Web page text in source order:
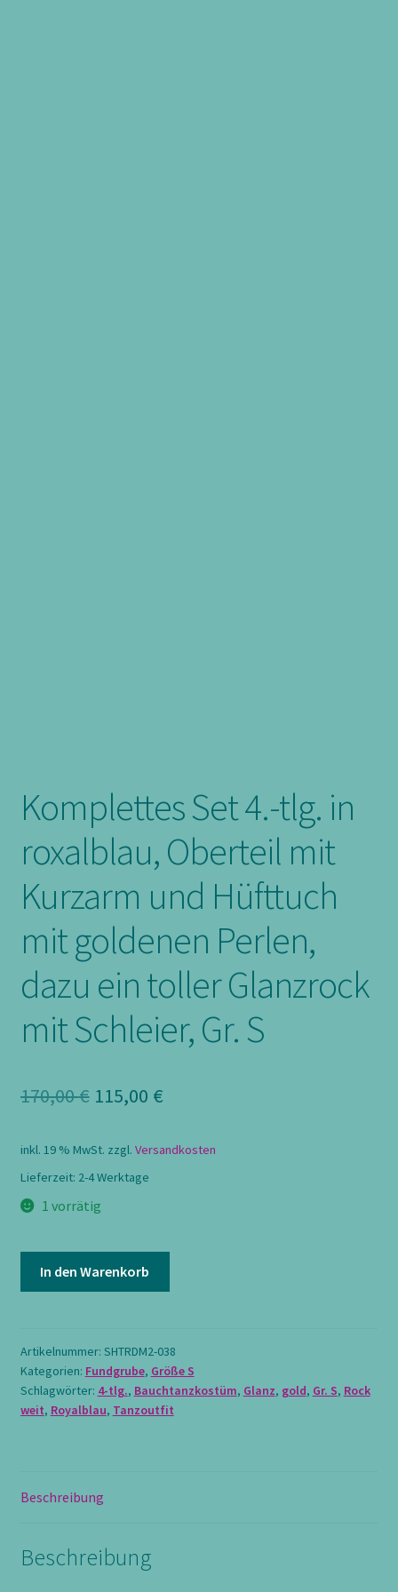
Komplettes Set 4.-tlg. in
roxalblau, Oberteil mit
Kurzarm und Hüfttuch
mit goldenen Perlen,
dazu ein toller Glanzrock
mit Schleier, Gr. S
170,00€ Ursprünglicher
war:
170,00 €
115,00 €Aktueller
ist:
inkl. 19 % MwSt. zzgl. Versandkosten
Lieferzeit: 2-4 Werktage
1 vorrätig
in
roxalblau,
Oberteil
mit
mit
Perlen,
In den Warenkorb
Artikelnummer: SHTRDM2-038
Kategorien: Fundgrube, Größe S
Schlagwörter: 4-tlg., Bauchtanzkostüm, Glanz, gold, Gr. S, Rock
weit, Royalblau, Tanzoutfit
Beschreibung
Beschreibung